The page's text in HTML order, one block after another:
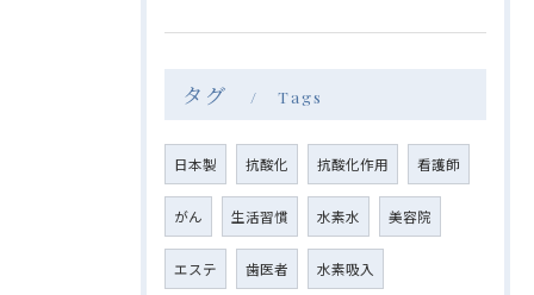
タグ Tags
日本製 抗酸化 抗酸化作用 看護師
がん 生活習慣 水素水 美容院
エステ 歯医者 水素吸入